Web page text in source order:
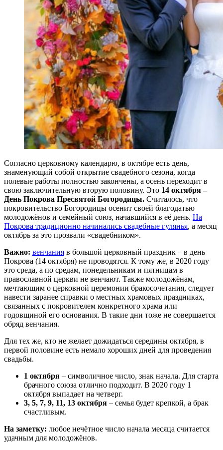
Согласно церковному календарю, в октябре есть день,
знаменующий собой открытие свадебного сезона, когда
полевые работы полностью закончены, а осень переходит в
свою заключительную вторую половину. Это 14 октября –
День Покрова Пресвятой Богородицы. Считалось, что
покровительство Богородицы осенит своей благодатью
молодожёнов и семейный союз, начавшийся в её день. На
Покрова традиционно начинались свадебные гулянья, а месяц
октябрь за это прозвали «свадебником».
Важно: венчания в большой церковный праздник – в день
Покрова (14 октября) не проводятся. К тому же, в 2020 году
это среда, а по средам, понедельникам и пятницам в
православной церкви не венчают. Также молодожёнам,
мечтающим о церковной церемонии бракосочетания, следует
навести заранее справки о местных храмовых праздниках,
связанных с покровителем конкретного храма или
годовщиной его основания. В такие дни тоже не совершается
обряд венчания.
Для тех же, кто не желает дожидаться середины октября, в
первой половине есть немало хороших дней для проведения
свадьбы.
1 октября – символичное число, знак начала. Для старта
брачного союза отлично подходит. В 2020 году 1
октября выпадает на четверг.
3, 5, 7, 9, 11, 13 октября – семья будет крепкой, а брак
счастливым.
На заметку: любое нечётное число начала месяца считается
удачным для молодожёнов.